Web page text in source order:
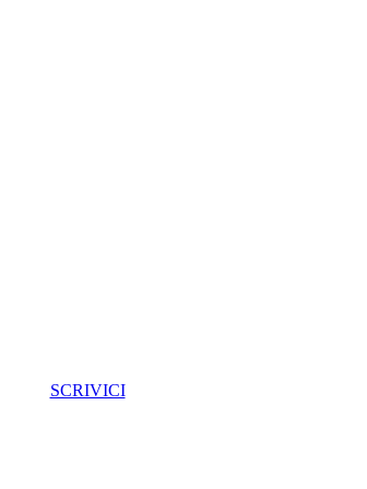
SCRIVICI